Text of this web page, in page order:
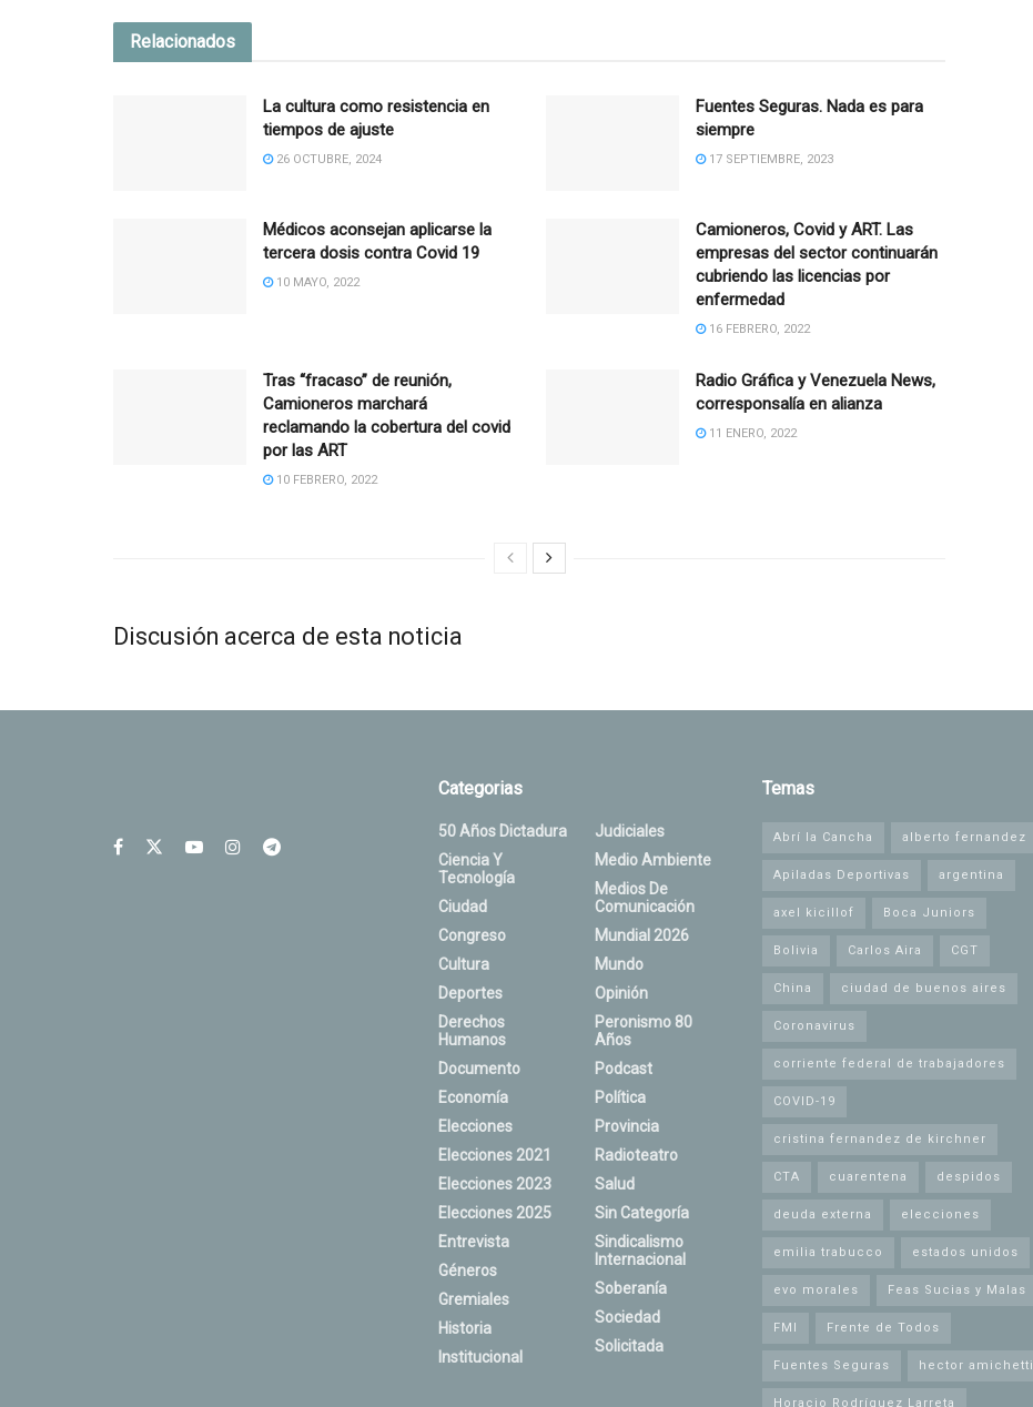
Relacionados
La cultura como resistencia en
tiempos de ajuste
26 OCTUBRE, 2024
Fuentes Seguras. Nada es para
siempre
17 SEPTIEMBRE, 2023
Médicos aconsejan aplicarse la
tercera dosis contra Covid 19
10 MAYO, 2022
Camioneros, Covid y ART. Las
empresas del sector continuarán
cubriendo las licencias por
enfermedad
16 FEBRERO, 2022
Tras “fracaso” de reunión,
Camioneros marchará
reclamando la cobertura del covid
por las ART
10 FEBRERO, 2022
Radio Gráfica y Venezuela News,
corresponsalía en alianza
11 ENERO, 2022
Discusión acerca de esta noticia
Categorias
50 Años Dictadura
Ciencia Y
Tecnología
Ciudad
Congreso
Cultura
Deportes
Derechos
Humanos
Documento
Economía
Elecciones
Elecciones 2021
Elecciones 2023
Elecciones 2025
Entrevista
Géneros
Gremiales
Historia
Institucional
Judiciales
Medio Ambiente
Medios De
Comunicación
Mundial 2026
Mundo
Opinión
Peronismo 80
Años
Podcast
Política
Provincia
Radioteatro
Salud
Sin Categoría
Sindicalismo
Internacional
Soberanía
Sociedad
Solicitada
Temas
Abrí la Cancha alberto fernandez
Apiladas Deportivas argentina
axel kicillof Boca Juniors
Bolivia Carlos Aira CGT
China ciudad de buenos aires
Coronavirus
corriente federal de trabajadores
COVID-19
cristina fernandez de kirchner
CTA cuarentena despidos
deuda externa elecciones
emilia trabucco estados unidos
evo morales Feas Sucias y Malas
FMI Frente de Todos
Fuentes Seguras hector amichetti
Horacio Rodríguez Larreta